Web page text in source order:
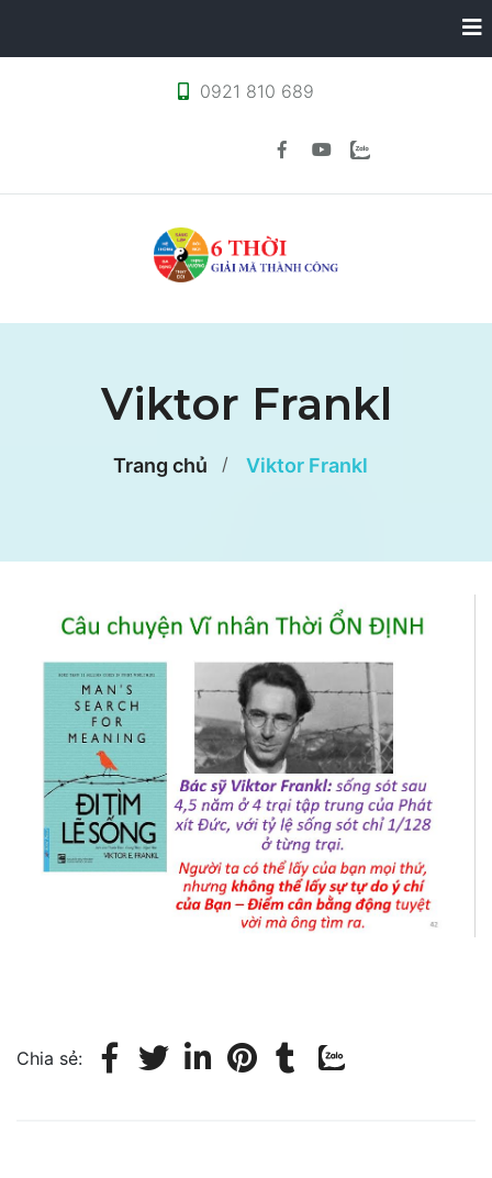
Viktor Frankl
Trang chủ Viktor Frankl
Chia sẻ:
0921 810 689